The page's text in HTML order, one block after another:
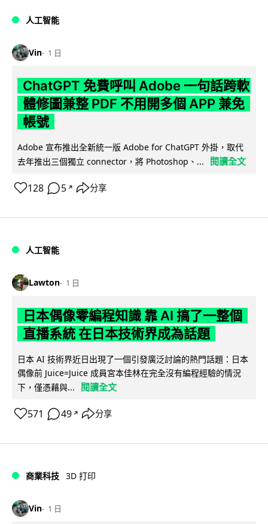
人工智能
Vin 1 日
ChatGPT 免費呼叫 Adobe 一句話跨軟
體修圖兼整 PDF 不用開多個 APP 兼免
帳號
Adobe 宣布推出全新統一版 Adobe for ChatGPT 外掛，取代
去年推出三個獨立 connector，將 Photoshop、...
閱讀全文
128 5 ↗ 分享
人工智能
Lawton 1 日
日本偶像零編程知識 靠 AI 搞了一整個
直播系統 在日本技術界成為話題
日本 AI 技術界近日出現了一個引發廣泛討論的熱門話題：日本
偶像前 Juice=Juice 成員宮本佳林在完全沒有編程經驗的情況
下，僅憑藉與...
閱讀全文
571 49 ↗ 分享
商業科技 3D 打印
Vin 1 日